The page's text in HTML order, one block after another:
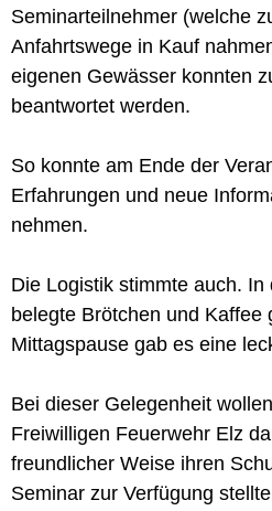
Seminarteilnehmer (welche
Anfahrtswege in Kauf
eigenen Gewässer konnten
beantwortet werden.
So konnte am Ende der
Erfahrungen und neue
nehmen.
Die Logistik stimmte auch. In
belegte Brötchen und Kaffee
Mittagspause gab es eine
Bei dieser Gelegenheit
Freiwilligen Feuerwehr Elz
freundlicher Weise ihren
Seminar zur Verfügung